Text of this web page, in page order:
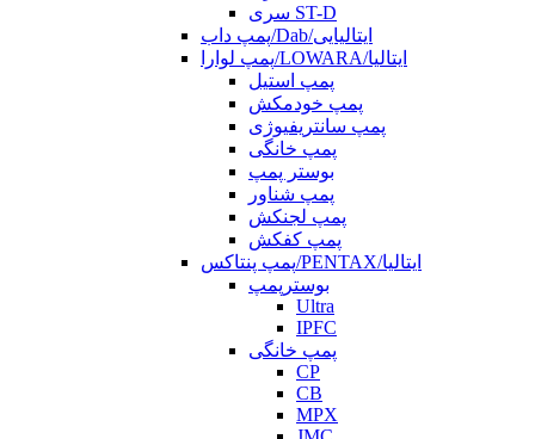
سری ST-D
پمپ داب/Dab/ایتالیایی
پمپ لوارا/LOWARA/ایتالیا
پمپ استیل
پمپ خودمکش
پمپ سانتریفیوژی
پمپ خانگی
بوستر پمپ
پمپ شناور
پمپ لجنکش
پمپ کفکش
پمپ پنتاکس/PENTAX/ایتالیا
بوسترپمپ
Ultra
IPFC
پمپ خانگی
CP
CB
MPX